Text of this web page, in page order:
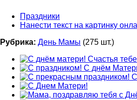
Праздники
Нанести текст на картинку
Рубрика: День Мамы (275 шт.)